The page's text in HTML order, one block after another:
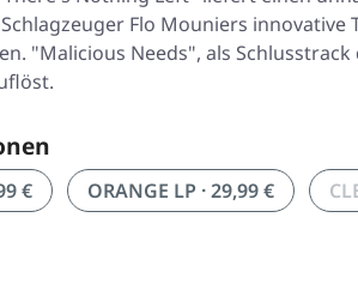
Flo Mouniers
"Malicious Needs", als
€ ORANGE LP · 29,99 €